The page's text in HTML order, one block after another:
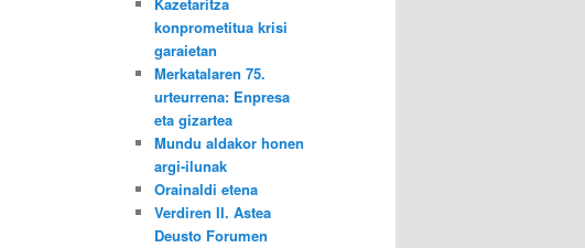
konprometitua krisi
garaietan
Merkatalaren 75.
urteurrena: Enpresa
eta gizartea
Mundu aldakor honen
argi-ilunak
Orainaldi etena
Verdiren II. Astea
Deusto Forumen